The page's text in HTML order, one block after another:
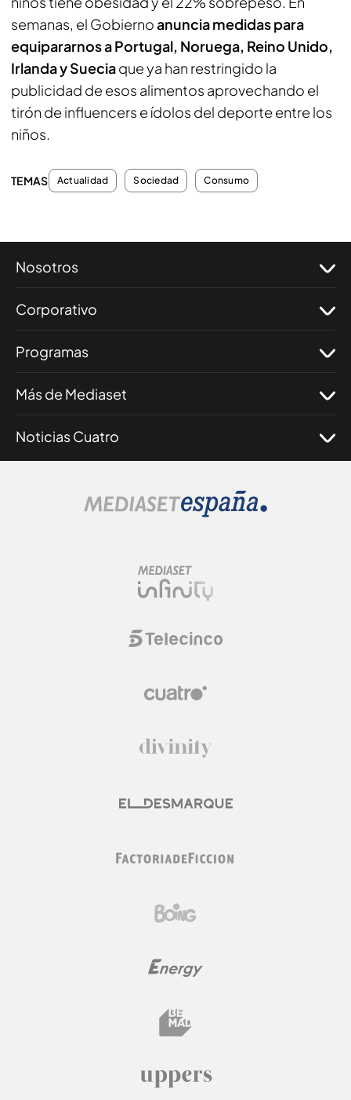
semanas, el Gobiernoanuncia medidas para
equipararnos a Portugal, Noruega, Reino Unido,
Irlanda y Sueciaque ya han restringido la
publicidad de esos alimentos aprovechando el
tirón de influencers e ídolos del deporte entre los
niños.
TEMAS Actualidad Sociedad Consumo
Nosotros
Corporativo
Programas
Más de Mediaset
Noticias Cuatro